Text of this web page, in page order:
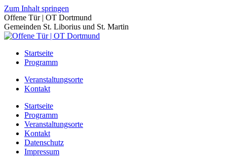
Zum Inhalt springen
Offene Tür | OT Dortmund
Gemeinden St. Liborius und St. Martin
Startseite
Programm
Veranstaltungsorte
Kontakt
Startseite
Programm
Veranstaltungsorte
Kontakt
Datenschutz
Impressum